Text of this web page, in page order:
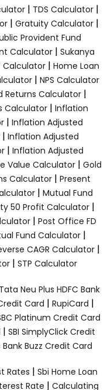
| TDS Calculator|
| Gratuity Calculator|
Provident Fund
Calculator| Sukanya
Calculator| Home Loan
| NPS Calculator
Returns Calculator |
Calculator| Inflation
| Inflation Adjusted
| Inflation Adjusted
| Inflation Adjusted
Value Calculator | Gold
Calculator | Present
| Mutual Fund
50 Profit Calculator|
| Post Office FD
Fund Calculator|
CAGR Calculator |
| STP Calculator
Tata Neu Plus HDFC Bank
Card | RupiCard |
Platinum Credit Card
| SBI SimplyClick Credit
Bank Buzz Credit Card
Rates | Sbi Home Loan
Rate | Calculating